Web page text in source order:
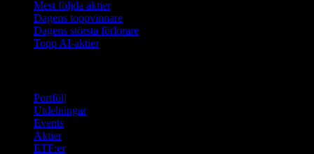
Mest följda aktier
Dagens toppvinnare
Dagens största förlorare
Topp AI-aktier
Portfölj
Utdelningar
Events
Aktier
ETF:er